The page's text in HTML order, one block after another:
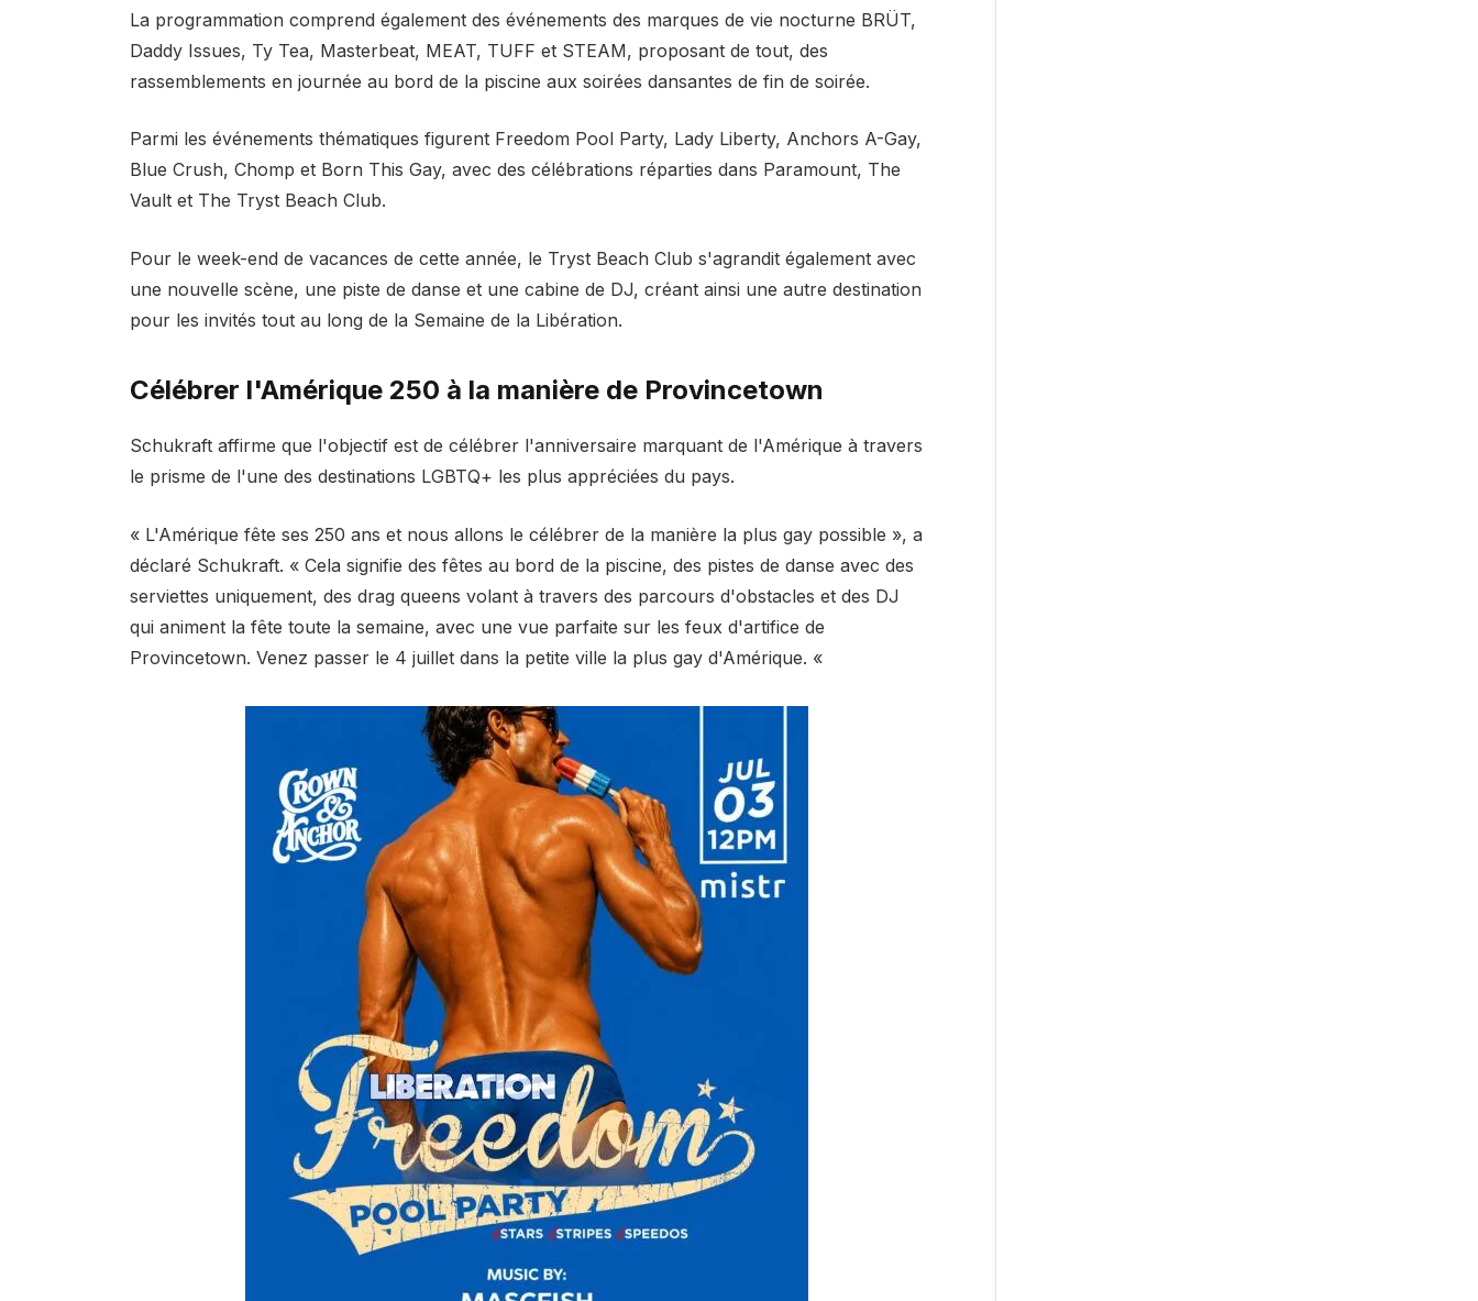
La programmation comprend également des événements des marques de vie nocturne BRÜT,
Daddy Issues, Ty Tea, Masterbeat, MEAT, TUFF et STEAM, proposant de tout, des
rassemblements en journée au bord de la piscine aux soirées dansantes de fin de soirée.
Parmi les événements thématiques figurent Freedom Pool Party, Lady Liberty, Anchors A-Gay,
Blue Crush, Chomp et Born This Gay, avec des célébrations réparties dans Paramount, The
Vault et The Tryst Beach Club.
Pour le week-end de vacances de cette année, le Tryst Beach Club s'agrandit également avec
une nouvelle scène, une piste de danse et une cabine de DJ, créant ainsi une autre destination
pour les invités tout au long de la Semaine de la Libération.
Célébrer l'Amérique 250 à la manière de Provincetown
Schukraft affirme que l'objectif est de célébrer l'anniversaire marquant de l'Amérique à travers
le prisme de l'une des destinations LGBTQ+ les plus appréciées du pays.
« L'Amérique fête ses 250 ans et nous allons le célébrer de la manière la plus gay possible », a
déclaré Schukraft. « Cela signifie des fêtes au bord de la piscine, des pistes de danse avec des
serviettes uniquement, des drag queens volant à travers des parcours d'obstacles et des DJ
qui animent la fête toute la semaine, avec une vue parfaite sur les feux d'artifice de
Provincetown. Venez passer le 4 juillet dans la petite ville la plus gay d'Amérique. «